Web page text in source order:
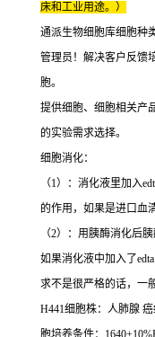
床和工业用途。）
通派生物细胞库细胞种
管理员！解决客户反馈
胞。
提供细胞、细胞相关产
的实验需求选择。
细胞消化：
（1）：消化液里加入
的作用，如果是进口血
（2）：用胰酶消化后
如果消化液中加入了
求不是很严格的话，一
H441细胞株：人肺腺
胞培养条件：